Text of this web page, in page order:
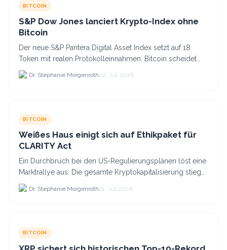
BITCOIN
S&P Dow Jones lanciert Krypto-Index ohne
Bitcoin
Der neue S&P Pantera Digital Asset Index setzt auf 18
Token mit realen Protokolleinnahmen. Bitcoin scheidet
aufgrund fehlender Erträge für Halter aus dem.
Dr. Stephanie Morgenroth22. Jul 2026
BITCOIN
Weißes Haus einigt sich auf Ethikpaket für
CLARITY Act
Ein Durchbruch bei den US-Regulierungsplänen löst eine
Marktrallye aus: Die gesamte Kryptokapitalisierung stieg
am 21.
Dr. Stephanie Morgenroth21. Jul 2026
BITCOIN